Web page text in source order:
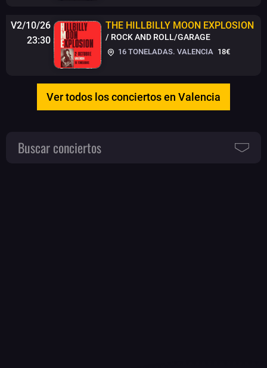
V2/10/26
23:30
THE HILLBILLY MOON EXPLOSION
/ ROCK AND ROLL/GARAGE
16 TONELADAS. VALENCIA 18€
Ver todos los conciertos en Valencia
Buscar conciertos